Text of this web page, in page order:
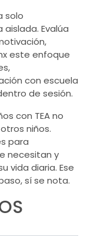
solo
Evalúa
este enfoque
con escuela
de sesión.
con TEA no
niños.
para
necesitan y
vida diaria. Ese
sí se nota.